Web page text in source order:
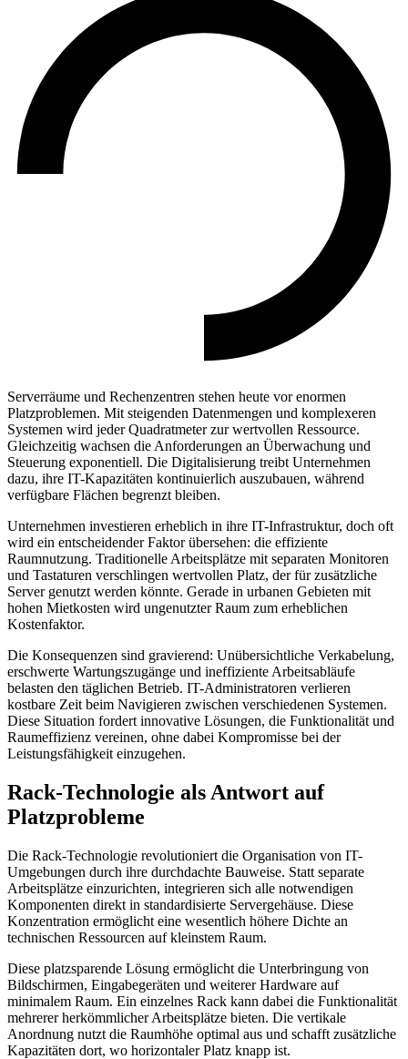
Serverräume und Rechenzentren stehen heute vor enormen
Platzproblemen. Mit steigenden Datenmengen und komplexeren
Systemen wird jeder Quadratmeter zur wertvollen Ressource.
Gleichzeitig wachsen die Anforderungen an Überwachung und
Steuerung exponentiell. Die Digitalisierung treibt Unternehmen
dazu, ihre IT-Kapazitäten kontinuierlich auszubauen, während
verfügbare Flächen begrenzt bleiben.
Unternehmen investieren erheblich in ihre IT-Infrastruktur, doch oft
wird ein entscheidender Faktor übersehen: die effiziente
Raumnutzung. Traditionelle Arbeitsplätze mit separaten Monitoren
und Tastaturen verschlingen wertvollen Platz, der für zusätzliche
Server genutzt werden könnte. Gerade in urbanen Gebieten mit
hohen Mietkosten wird ungenutzter Raum zum erheblichen
Kostenfaktor.
Die Konsequenzen sind gravierend: Unübersichtliche Verkabelung,
erschwerte Wartungszugänge und ineffiziente Arbeitsabläufe
belasten den täglichen Betrieb. IT-Administratoren verlieren
kostbare Zeit beim Navigieren zwischen verschiedenen Systemen.
Diese Situation fordert innovative Lösungen, die Funktionalität und
Raumeffizienz vereinen, ohne dabei Kompromisse bei der
Leistungsfähigkeit einzugehen.
Rack-Technologie als Antwort auf
Platzprobleme
Die Rack-Technologie revolutioniert die Organisation von IT-
Umgebungen durch ihre durchdachte Bauweise. Statt separate
Arbeitsplätze einzurichten, integrieren sich alle notwendigen
Komponenten direkt in standardisierte Servergehäuse. Diese
Konzentration ermöglicht eine wesentlich höhere Dichte an
technischen Ressourcen auf kleinstem Raum.
Diese platzsparende Lösung ermöglicht die Unterbringung von
Bildschirmen, Eingabegeräten und weiterer Hardware auf
minimalem Raum. Ein einzelnes Rack kann dabei die Funktionalität
mehrerer herkömmlicher Arbeitsplätze bieten. Die vertikale
Anordnung nutzt die Raumhöhe optimal aus und schafft zusätzliche
Kapazitäten dort, wo horizontaler Platz knapp ist.